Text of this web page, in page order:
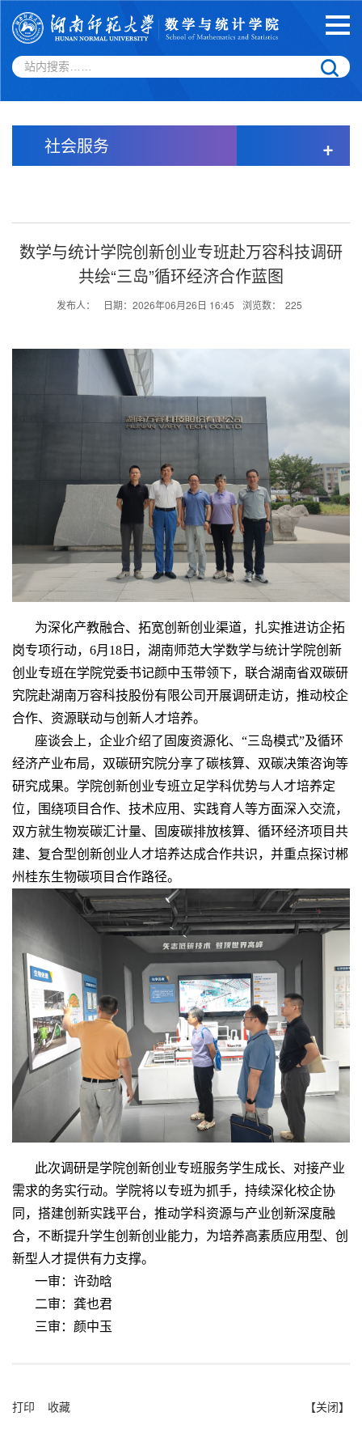
社会服务 +
数学与统计学院创新创业专班赴万容科技调研
共绘“三岛”循环经济合作蓝图
发布人： 日期：2026年06月26日 16:45 浏览数： 225
为深化产教融合、拓宽创新创业渠道，扎实推进访企拓
岗专项行动， 6月 18 日，湖南师范大学数学与统计学院创新
创业专班在学院党委书记颜中玉带领下，联合湖南省双碳研
究院赴湖南万容科技股份有限公司开展调研走访，推动校企
合作、资源联动与创新人才培养。
座谈会上，企业介绍了固废资源化、“三岛模式”及循环
经济产业布局，双碳研究院分享了碳核算、双碳决策咨询等
研究成果。学院创新创业专班立足学科优势与人才培养定
位，围绕项目合作、技术应用、实践育人等方面深入交流，
双方就生物炭碳汇计量、固废碳排放核算、循环经济项目共
建、复合型创新创业人才培养达成合作共识，并重点探讨郴
州桂东生物碳项目合作路径。
此次调研是学院创新创业专班服务学生成长、对接产业
需求的务实行动。学院将以专班为抓手，持续深化校企协
同，搭建创新实践平台，推动学科资源与产业创新深度融
合，不断提升学生创新创业能力，为培养高素质应用型、创
新型人才提供有力支撑。
一审：许劲晗
二审：龚也君
三审：颜中玉
【关闭】
打印 收藏